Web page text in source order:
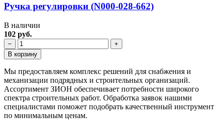
Ручка регулировки (N000-028-662)
В наличии
102 руб.
−
+
В корзину
Мы предоставляем комплекс решений для снабжения и
механизации подрядных и строительных организаций.
Ассортимент ЗИОН обеспечивает потребности широкого
спектра строительных работ. Обработка заявок нашими
специалистами поможет подобрать качественный инструмент
по минимальным ценам.